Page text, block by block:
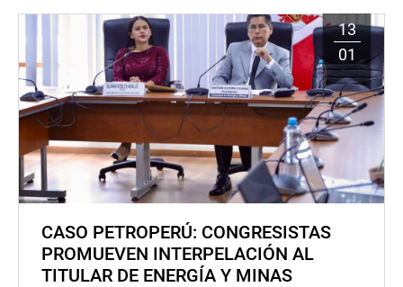
13
01
CASO PETROPERÚ: CONGRESISTAS
PROMUEVEN INTERPELACIÓN AL
TITULAR DE ENERGÍA Y MINAS